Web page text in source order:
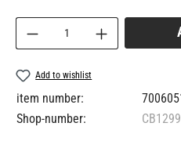
Product Quantity:
Add to wishlist
item number:
Shop-number: